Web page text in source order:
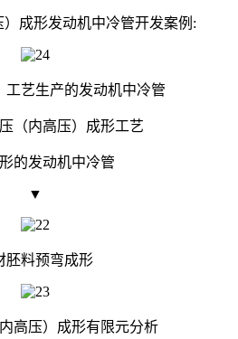
成形发动机中冷管开发案例:
工艺生产的发动机中冷管
（内高压）成形工艺
的发动机中冷管
▼
胚料预弯成形
高压）成形有限元分析